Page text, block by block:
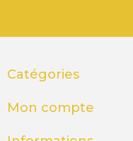
Catégories
Mon compte